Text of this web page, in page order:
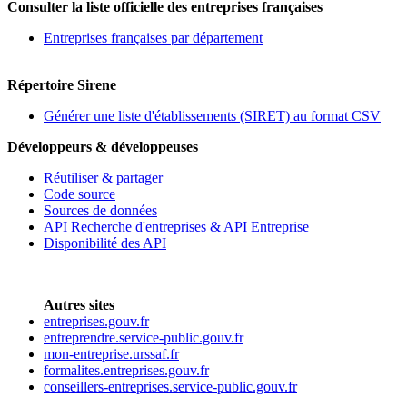
Consulter la liste officielle des entreprises françaises
Entreprises françaises par département
Répertoire Sirene
Générer une liste d'établissements (SIRET) au format CSV
Développeurs & développeuses
Réutiliser & partager
Code source
Sources de données
API Recherche d'entreprises & API Entreprise
Disponibilité des API
Autres sites
entreprises.gouv.fr
entreprendre.service-public.gouv.fr
mon-entreprise.urssaf.fr
formalites.entreprises.gouv.fr
conseillers-entreprises.service-public.gouv.fr